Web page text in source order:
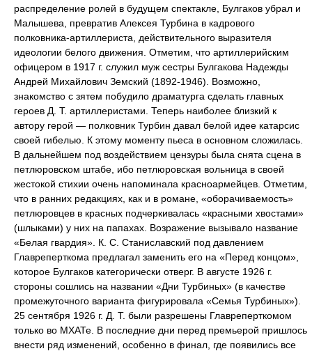
распределение ролей в будущем спектакле, Булгаков убрал и
Малышева, превратив Алексея Турбина в кадрового
полковника-артиллериста, действительного выразителя
идеологии белого движения. Отметим, что артиллерийским
офицером в 1917 г. служил муж сестры Булгакова Надежды
Андрей Михайлович Земский (1892-1946). Возможно,
знакомство с зятем побудило драматурга сделать главных
героев Д. Т. артиллеристами. Теперь наиболее близкий к
автору герой — полковник Турбин давал белой идее катарсис
своей гибелью. К этому моменту пьеса в основном сложилась.
В дальнейшем под воздействием цензуры была снята сцена в
петлюровском штабе, ибо петлюровская вольница в своей
жестокой стихии очень напоминала красноармейцев. Отметим,
что в ранних редакциях, как и в романе, «оборачиваемость»
петлюровцев в красных подчеркивалась «красными хвостами»
(шлыками) у них на папахах. Возражение вызывало название
«Белая гвардия». К. С. Станиславский под давлением
Главреперткома предлагал заменить его на «Перед концом»,
которое Булгаков категорически отверг. В августе 1926 г.
стороны сошлись на названии «Дни Турбиных» (в качестве
промежуточного варианта фигурировала «Семья Турбиных»).
25 сентября 1926 г. Д. Т. были разрешены Главреперткомом
только во МХАТе. В последние дни перед премьерой пришлось
внести ряд изменений, особенно в финал, где появились все